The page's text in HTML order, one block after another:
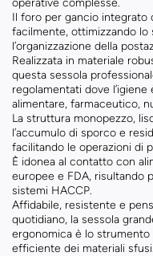
operative complesse.
Il foro per gancio integrato
facilmente, ottimizzando lo
l’organizzazione della
Realizzata in materiale
questa sessola
regolamentati dove
alimentare, farmaceutico,
La struttura monopezzo,
l’accumulo di sporco e
facilitando le operazioni di
È idonea al contatto con
europee e FDA, risultando
sistemi HACCP.
Affidabile, resistente e
quotidiano, la sessola
ergonomica è lo
efficiente dei materiali sfusi.